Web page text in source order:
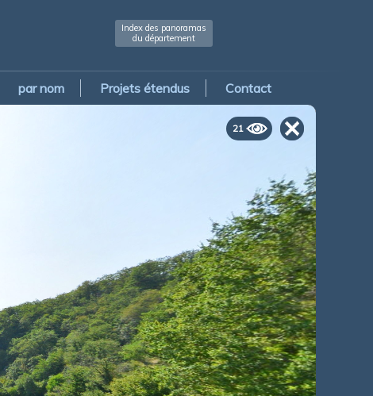
Index des panoramas
du département
par nom Projets étendus Contact
21